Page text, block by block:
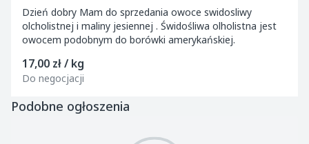
Dzień dobry Mam do sprzedania owoce swidosliwy
olcholistnej i maliny jesiennej . Świdośliwa olholistna jest
owocem podobnym do borówki amerykańskiej.
17,00 zł / kg
Do negocjacji
Podobne ogłoszenia